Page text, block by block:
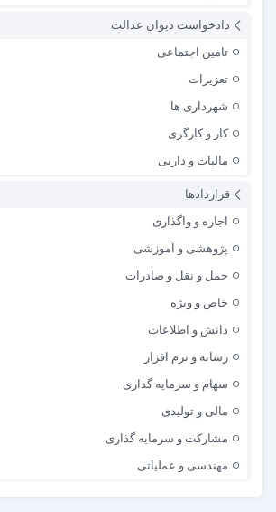
دادخواست دیوان عدالت
تامین اجتماعی
تعزیرات
شهرداری ها
کار و کارگری
مالیات و داریی
قراردادها
اجاره و واگذاری
پژوهشی و آموزشی
حمل و نقل و صادرات
خاص و ویژه
دانش و اطلاعات
رسانه و نرم افزار
سهام و سرمایه گذاری
مالی و تولیدی
مشارکت و سرمایه گذاری
مهندسی و عملیاتی